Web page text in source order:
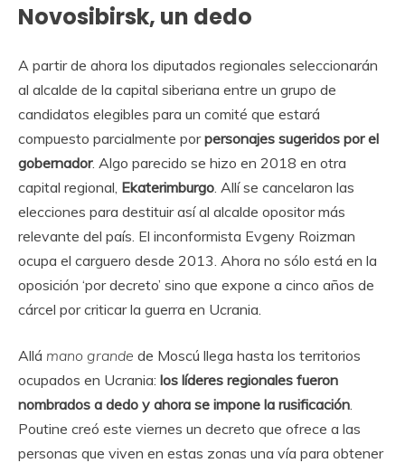
Novosibirsk, un dedo
A partir de ahora los diputados regionales seleccionarán
al alcalde de la capital siberiana entre un grupo de
candidatos elegibles para un comité que estará
compuesto parcialmente porpersonajes sugeridos por el
gobernador. Algo parecido se hizo en 2018 en otra
capital regional, Ekaterimburgo . Allí se cancelaron las
elecciones para destituir así al alcalde opositor más
relevante del país. El inconformista Evgeny Roizman
ocupa el carguero desde 2013. Ahora no sólo está en la
oposición ‘por decreto’ sino que expone a cinco años de
cárcel por criticar la guerra en Ucrania.
Allá mano grande de Moscú llega hasta los territorios
ocupados en Ucrania: los líderes regionales fueron
nombrados a dedo y ahora se impone la rusificación
Poutine creó este viernes un decreto que ofrece a las
personas que viven en estas zonas una vía para obtener